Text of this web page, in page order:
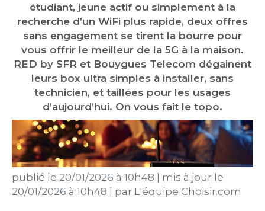
étudiant, jeune actif ou simplement à la
recherche d’un WiFi plus rapide, deux offres
sans engagement se tirent la bourre pour
vous offrir le meilleur de la 5G à la maison.
RED by SFR et Bouygues Telecom dégainent
leurs box ultra simples à installer, sans
technicien, et taillées pour les usages
d’aujourd’hui. On vous fait le topo.
publié le 20/01/2026 à 10h48
mis à jour le
20/01/2026 à 10h48
par L'équipe Choisir.com